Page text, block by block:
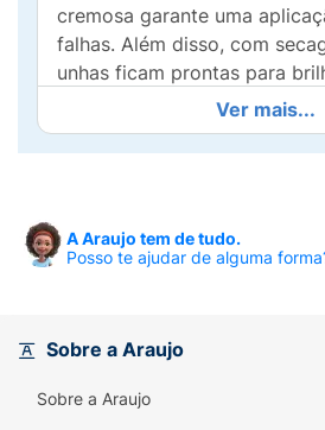
cremosa garante uma
falhas. Além disso, com
unhas ficam prontas para
Ideal para qualquer ocasião,
perfeita para adicionar um
moderno ao seu visual.
Violet Vibe e destaque-se
Ver mais...
A Araujo tem de tudo.
Posso te ajudar de alguma
Sobre a Araujo
Sobre a Araujo